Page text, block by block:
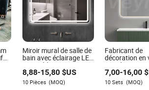
Lillian Reyes
Auteur
Miroir mural de salle de
bain avec éclairage LED
et meuble en verre
intelligent
8,88-15,80$US
10 Pièces (MOQ)
Fabricant de
décoration en
pour la
mobilier,
miroir
rectangulaire
7,00-16,00
10 Sets (MOQ)